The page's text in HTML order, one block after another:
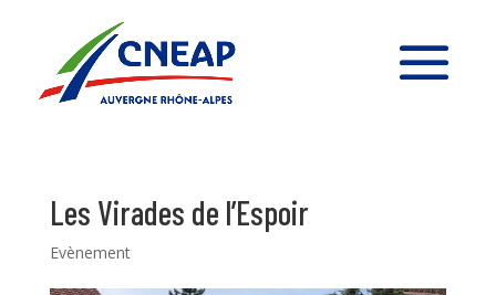
Les Virades de l’Espoir
Evènement